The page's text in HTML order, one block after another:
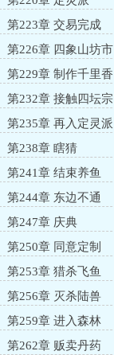
第223章 交易完成
第226章 四象山坊市
第229章 制作千里香
第232章 接触四坛宗
第235章 再入定灵派
第238章 瞎猜
第241章 结束养鱼
第244章 东边不通
第247章 庆典
第250章 同意定制
第253章 猎杀飞鱼
第256章 灭杀陆兽
第259章 进入森林
第262章 贩卖丹药